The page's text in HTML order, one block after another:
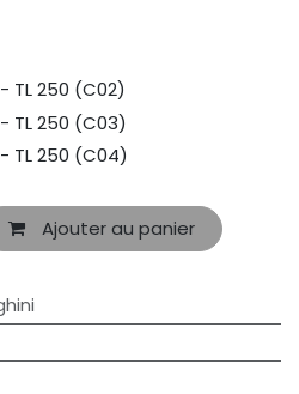
- TL 250 (C02)
- TL 250 (C03)
- TL 250 (C04)
Ajouter au panier